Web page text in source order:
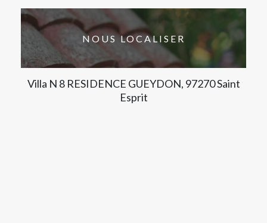
NOUS LOCALISER
Villa N 8 RESIDENCE GUEYDON, 97270 Saint
Esprit